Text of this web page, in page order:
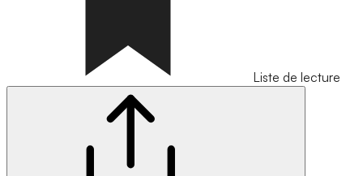
Liste de lecture